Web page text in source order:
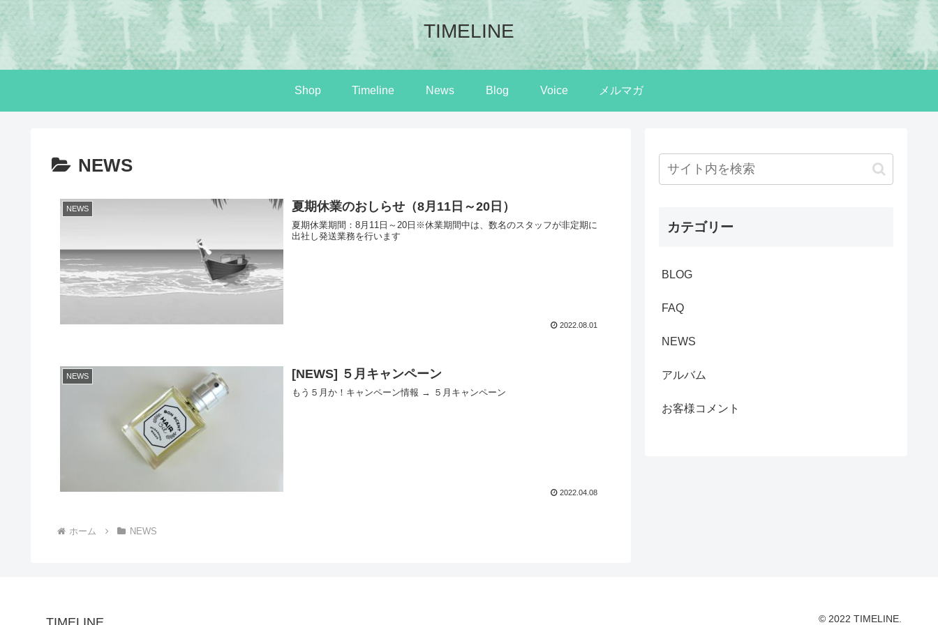
TIMELINE
Shop Timeline News Blog Voice メルマガ
NEWS
NEWS 夏期休業のおしらせ（8月11日～20日）
夏期休業期間：8月11日～20日※休業期間中は、数名のスタッフが非定期に
出社し発送業務を行います
2022.08.01
NEWS [NEWS] ５月キャンペーン
もう５月か！キャンペーン情報 → ５月キャンペーン
2022.04.08
ホーム NEWS
カテゴリー
BLOG
FAQ
NEWS
アルバム
お客様コメント
TIMELINE © 2022 TIMELINE.